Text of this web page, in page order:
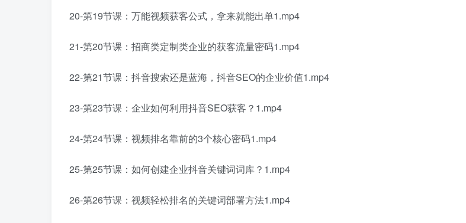
20-第19节课：万能视频获客公式，拿来就能出单1.mp4
21-第20节课：招商类定制类企业的获客流量密码1.mp4
22-第21节课：抖音搜索还是蓝海，抖音SEO的企业价值1.mp4
23-第23节课：企业如何利用抖音SEO获客？1.mp4
24-第24节课：视频排名靠前的3个核心密码1.mp4
25-第25节课：如何创建企业抖音关键词词库？1.mp4
26-第26节课：视频轻松排名的关键词部署方法1.mp4